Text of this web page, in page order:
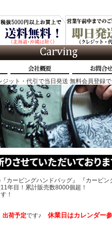
ット・代引で当日発送 無料会員登録
ービングハンドバッグ』 『カービン
年目！累計販売数8000個超！
！
出荷予定です♪ 休業日はカレンダー